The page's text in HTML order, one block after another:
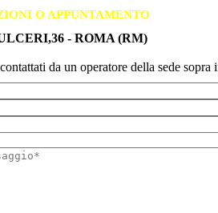
O APPUNTAMENTO
- ROMA (RM)
da un operatore della sede sopra